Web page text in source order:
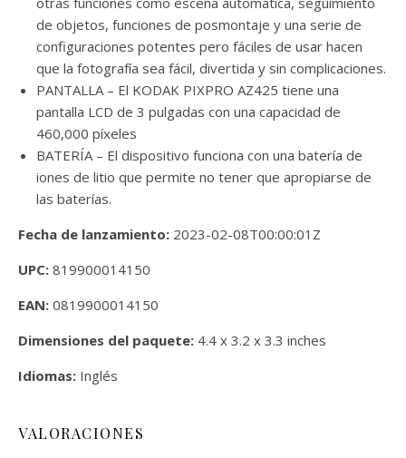
de objetos, funciones de posmontaje y una serie de
configuraciones potentes pero fáciles de usar hacen
que la fotografía sea fácil, divertida y sin complicaciones.
PANTALLA – El KODAK PIXPRO AZ425 tiene una
pantalla LCD de 3 pulgadas con una capacidad de
460,000 píxeles
BATERÍA – El dispositivo funciona con una batería de
iones de litio que permite no tener que apropiarse de
las baterías.
Fecha de lanzamiento: 2023-02-08T00:00:01Z
UPC: 819900014150
EAN: 0819900014150
Dimensiones del paquete: 4.4 x 3.2 x 3.3 inches
Idiomas: Inglés
VALORACIONES